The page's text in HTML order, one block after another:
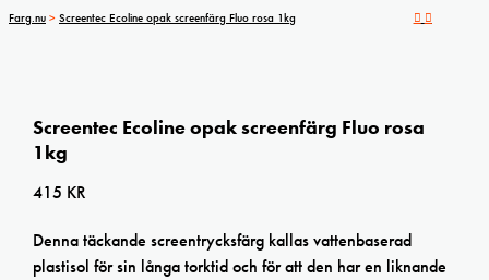
Farg.nu > Screentec Ecoline opak screenfärg Fluo rosa 1kg
Screentec Ecoline opak screenfärg Fluo rosa
1kg
415 KR
Denna täckande screentrycksfärg kallas vattenbaserad
plastisol för sin långa torktid och för att den har en liknande